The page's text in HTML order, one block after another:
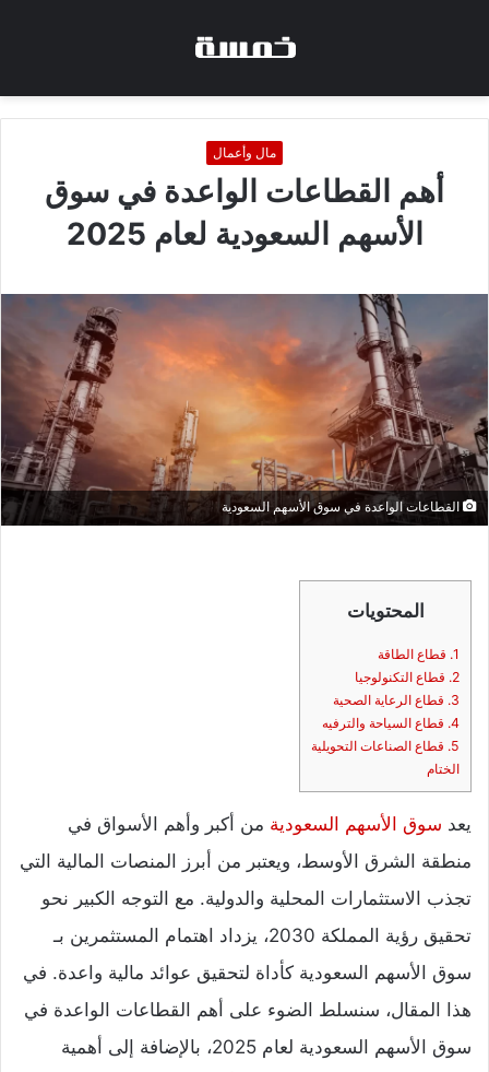
مال وأعمال
أهم القطاعات الواعدة في سوق
الأسهم السعودية لعام 2025
القطاعات الواعدة في سوق الأسهم السعودية
المحتويات
1. قطاع الطاقة
2. قطاع التكنولوجيا
3. قطاع الرعاية الصحية
4. قطاع السياحة والترفيه
5. قطاع الصناعات التحويلية
الختام
يعد سوق الأسهم السعودية من أكبر وأهم الأسواق في
منطقة الشرق الأوسط، ويعتبر من أبرز المنصات المالية التي
تجذب الاستثمارات المحلية والدولية. مع التوجه الكبير نحو
تحقيق رؤية المملكة 2030، يزداد اهتمام المستثمرين بـ
سوق الأسهم السعودية كأداة لتحقيق عوائد مالية واعدة. في
هذا المقال، سنسلط الضوء على أهم القطاعات الواعدة في
سوق الأسهم السعودية لعام 2025، بالإضافة إلى أهمية